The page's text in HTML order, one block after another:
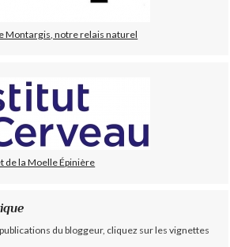
Montargis, notre relais naturel
de la Moelle Épinière
du bloggeur, cliquez sur les vignettes